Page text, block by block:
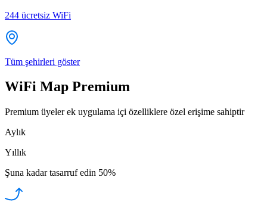
244 ücretsiz WiFi
Tüm şehirleri göster
WiFi Map Premium
Premium üyeler ek uygulama içi özelliklere özel erişime sahiptir
Aylık
Yıllık
Şuna kadar tasarruf edin 50%